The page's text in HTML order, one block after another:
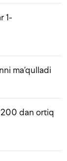
1-
ma’qulladi
200 dan ortiq